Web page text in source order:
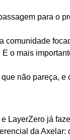
para o
comunidade
o mais
não pareça,
LayerZero já
da Axelar: